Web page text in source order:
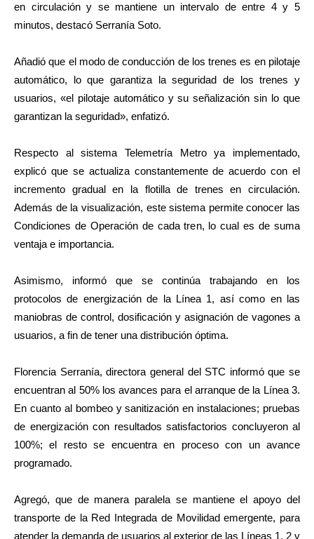
en circulación y se mantiene un intervalo de entre 4 y 5
minutos, destacó Serranía Soto.
Añadió que el modo de conducción de los trenes es en pilotaje
automático, lo que garantiza la seguridad de los trenes y
usuarios, «el pilotaje automático y su señalización sin lo que
garantizan la seguridad», enfatizó.
Respecto al sistema Telemetría Metro ya implementado,
explicó que se actualiza constantemente de acuerdo con el
incremento gradual en la flotilla de trenes en circulación.
Además de la visualización, este sistema permite conocer las
Condiciones de Operación de cada tren, lo cual es de suma
ventaja e importancia.
Asimismo, informó que se continúa trabajando en los
protocolos de energización de la Línea 1, así como en las
maniobras de control, dosificación y asignación de vagones a
usuarios, a fin de tener una distribución óptima.
Florencia Serranía, directora general del STC informó que se
encuentran al 50% los avances para el arranque de la Línea 3.
En cuanto al bombeo y sanitización en instalaciones; pruebas
de energización con resultados satisfactorios concluyeron al
100%; el resto se encuentra en proceso con un avance
programado.
Agregó, que de manera paralela se mantiene el apoyo del
transporte de la Red Integrada de Movilidad emergente, para
atender la demanda de usuarios al exterior de las Líneas 1, 2 y